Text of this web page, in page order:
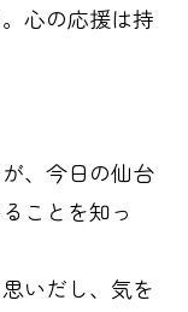
心の応援は持
、今日の仙台
ことを知っ
いだし、気を